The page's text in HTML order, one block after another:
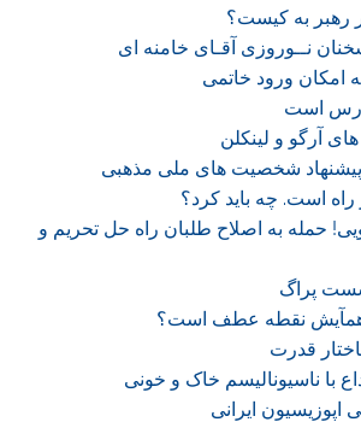
رهبر به کیست؟
نــوروزی آقـای خامنه ای
امکان ورود خاتمی
های آرگو و لینکلن
پیشنهاد شخصیت های ملی مذهبی
راه است. چه باید کرد؟
حمله به اصلاح طلبان راه حل تحریم و
پراگ
همآیش نقطه عطف است؟
قدرت
با ناسیونالیسم خاک و خونی
اپوزیسیون ایرانی